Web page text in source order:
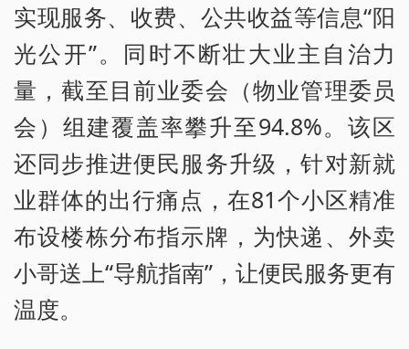
实现服务、收费、公共收益等信息“阳
光公开”。同时不断壮大业主自治力
量，截至目前业委会（物业管理委员
会）组建覆盖率攀升至94.8%。该区
还同步推进便民服务升级，针对新就
业群体的出行痛点，在81个小区精准
布设楼栋分布指示牌，为快递、外卖
小哥送上“导航指南”，让便民服务更有
温度。